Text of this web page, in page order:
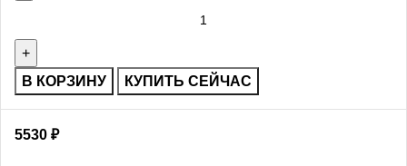
В КОРЗИНУ КУПИТЬ СЕЙЧАС
5530 ₽